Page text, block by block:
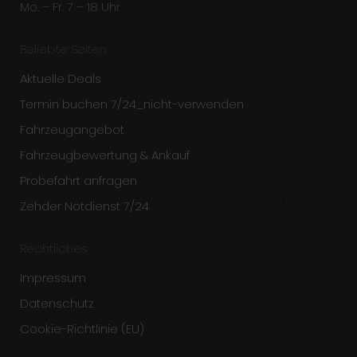
Mo. – Fr. 7 – 18 Uhr
Beliebte Seiten
Aktuelle Deals
Termin buchen 7/24_nicht-verwenden
Fahrzeugangebot
Fahrzeugbewertung & Ankauf
Probefahrt anfragen
Zehder Notdienst 7/24
Rechtliches
Impressum
Datenschutz
Cookie-Richtlinie (EU)